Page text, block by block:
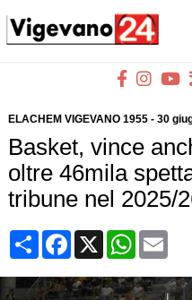
ELACHEM VIGEVANO 1955- 30
Basket, vince
oltre 46mila
tribune nel 2025/
CondividiFacebook
X